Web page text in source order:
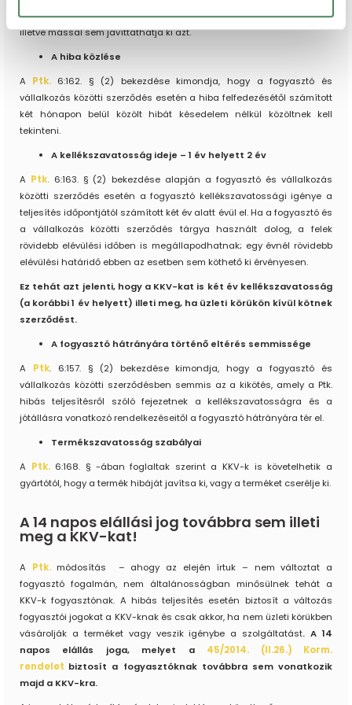
keretében a hibát a kötelezett költségére maga nem javíthatja ki,
illetve mással sem javíttathatja ki azt.
A hiba közlése
A Ptk.6:162. § (2) bekezdése kimondja, hogy a fogyasztó és
vállalkozás közötti szerződés esetén a hiba felfedezésétől számított
két hónapon belül közölt hibát késedelem nélkül közöltnek kell
tekinteni.
A kellékszavatosság ideje – 1 év helyett 2 év
A Ptk. 6:163. § (2) bekezdése alapján a fogyasztó és vállalkozás
közötti szerződés esetén a fogyasztó kellékszavatossági igénye a
teljesítés időpontjától számított két év alatt évül el. Ha a fogyasztó és
a vállalkozás közötti szerződés tárgya használt dolog, a felek
rövidebb elévülési időben is megállapodhatnak; egy évnél rövidebb
elévülési határidő ebben az esetben sem köthető ki érvényesen.
Ez tehát azt jelenti, hogy a KKV-kat is két év kellékszavatosság
(a korábbi 1 év helyett) illeti meg, ha üzleti körükön kívül kötnek
szerződést.
A fogyasztó hátrányára történő eltérés semmissége
A Ptk. 6:157. § (2) bekezdése kimondja, hogy a fogyasztó és
vállalkozás közötti szerződésben semmis az a kikötés, amely a Ptk.
hibás teljesítésről szóló fejezetnek a kellékszavatosságra és a
jótállásra vonatkozó rendelkezéseitől a fogyasztó hátrányára tér el.
Termékszavatosság szabályai
A Ptk.6:168. § -ában foglaltak szerint a KKV-k is követelhetik a
gyártótól, hogy a termék hibáját javítsa ki, vagy a terméket cserélje ki.
A 14 napos elállási jog továbbra sem illeti
meg a KKV-kat!
A Ptk.módosítás – ahogy az elején írtuk – nem változtat a
fogyasztó fogalmán, nem általánosságban minősülnek tehát a
KKV-k fogyasztónak. A hibás teljesítés esetén biztosít a változás
fogyasztói jogokat a KKV-knak és csak akkor, ha nem üzleti körükben
vásárolják a terméket vagy veszik igénybe a szolgáltatást. A 14
napos elállás joga, melyet a 45/2014. (II.26.) Korm.
rendelet biztosít a fogyasztóknak továbbra sem vonatkozik
majd a KKV-kra.